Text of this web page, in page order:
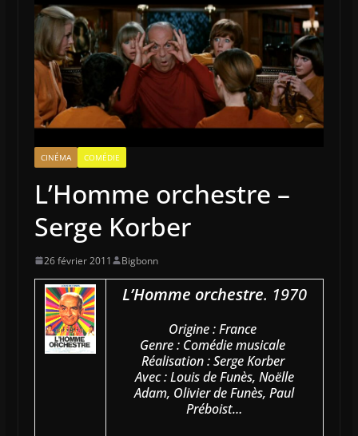
CINÉMA COMÉDIE
L’Homme orchestre –
Serge Korber
26 février 2011 Bigbonn
L’Homme orchestre. 1970
Origine : France
Genre : Comédie musicale
Réalisation : Serge Korber
Avec : Louis de Funès, Noëlle
Adam, Olivier de Funès, Paul
Préboist…